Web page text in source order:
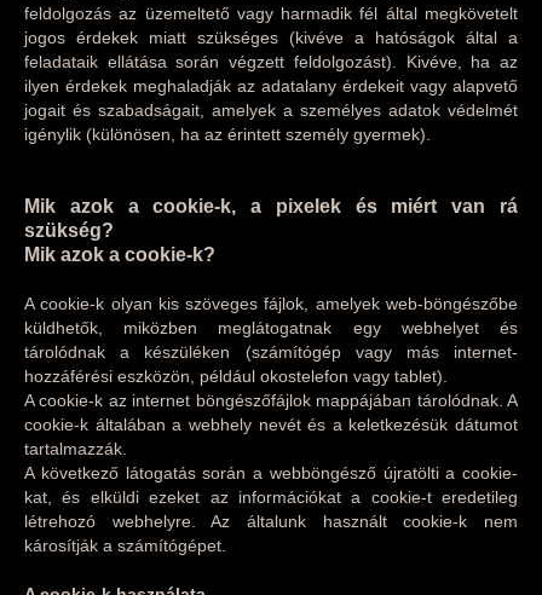
feldolgozás az üzemeltető vagy harmadik fél által megkövetelt
jogos érdekek miatt szükséges (kivéve a hatóságok által a
feladataik ellátása során végzett feldolgozást). Kivéve, ha az
ilyen érdekek meghaladják az adatalany érdekeit vagy alapvető
jogait és szabadságait, amelyek a személyes adatok védelmét
igénylik (különösen, ha az érintett személy gyermek).
Mik azok a cookie-k, a pixelek és miért van rá
szükség?
Mik azok a cookie-k?
A cookie-k olyan kis szöveges fájlok, amelyek web-böngészőbe
küldhetők, miközben meglátogatnak egy webhelyet és
tárolódnak a készüléken (számítógép vagy más internet-
hozzáférési eszközön, például okostelefon vagy tablet).
A cookie-k az internet böngészőfájlok mappájában tárolódnak. A
cookie-k általában a webhely nevét és a keletkezésük dátumot
tartalmazzák.
A következő látogatás során a webböngésző újratölti a cookie-
kat, és elküldi ezeket az információkat a cookie-t eredetileg
létrehozó webhelyre. Az általunk használt cookie-k nem
károsítják a számítógépet.